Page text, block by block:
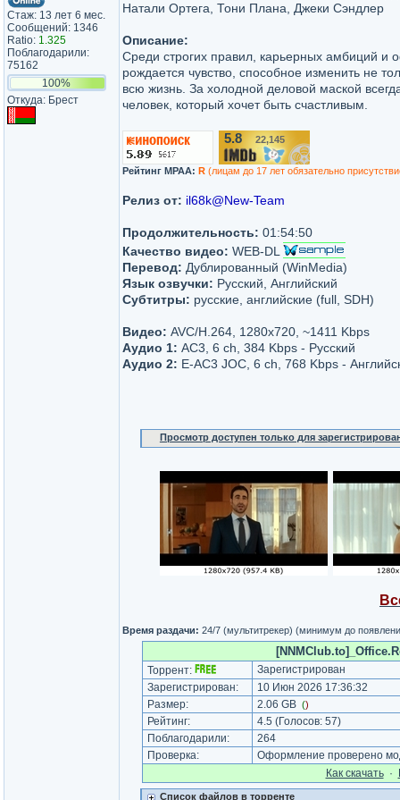
Стаж: 13 лет 6 мес.
Сообщений: 1346
Ratio: 1.325
Поблагодарили:
75162
100%
Откуда: Брест
Натали Ортега, Тони Плана, Джеки Сэндлер
Описание:
Среди строгих правил, карьерных амбиций и
рождается чувство, способное изменить не
всю жизнь. За холодной деловой маской
человек, который хочет быть счастливым.
5.8 22,145
Рейтинг MPAA: R (лицам до 17 лет обязательно
Релиз от: il68k@New-Team
Продолжительность: 01:54:50
Качество видео: WEB-DL
Перевод: Дублированный (WinMedia)
Язык озвучки: Русский, Английский
Субтитры: русские, английские (full, SDH)
Видео: AVC/H.264, 1280x720, ~1411 Kbps
Аудио 1: AC3, 6 ch, 384 Kbps - Русский
Аудио 2: E-AC3 JOC, 6 ch, 768 Kbps -
Просмотр доступен только для
Время раздачи: 24/7 (мультитрекер) (минимум до
Торрент:
Зарегистрирован
Зарегистрирован:
10 Июн 2026 17:36:32
Размер:
2.06 GB ()
Рейтинг: 4.5 (Голосов: 57)
Поблагодарили:
264
Проверка:
Оформление проверено
Как cкачать·
Список файлов в торренте